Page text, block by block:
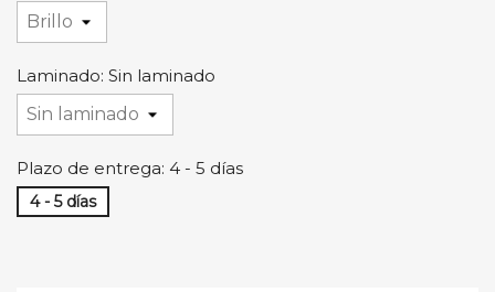
Laminado: Sin laminado
Plazo de entrega: 4 - 5 días
4 - 5 días